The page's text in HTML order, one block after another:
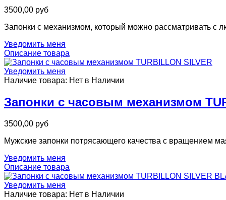
3500,00 руб
Запонки с механизмом, который можно рассматривать с
Уведомить меня
Описание товара
Уведомить меня
Наличие товара: Нет в Наличии
Запонки с часовым механизмом
3500,00 руб
Мужские запонки потрясающего качества с вращением
Уведомить меня
Описание товара
Уведомить меня
Наличие товара: Нет в Наличии